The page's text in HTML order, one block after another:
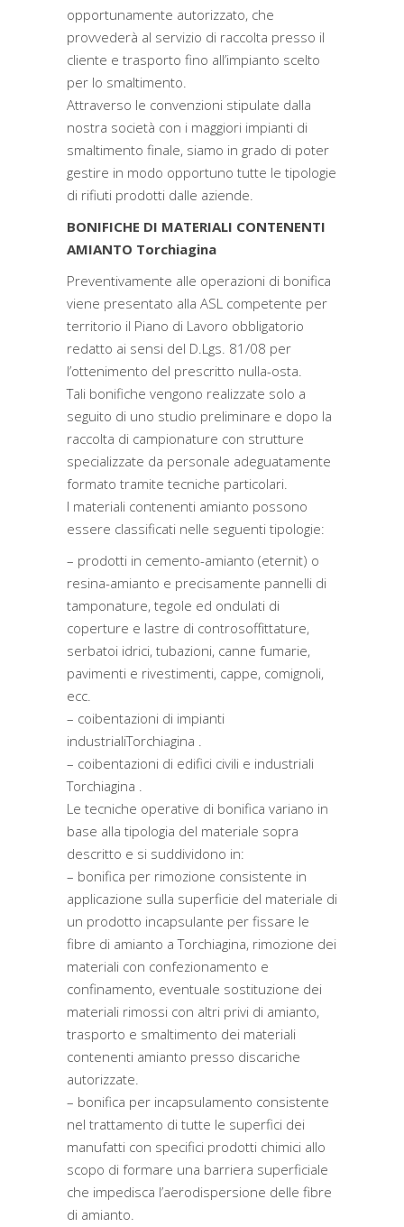
opportunamente autorizzato, che
provvederà al servizio di raccolta presso il
cliente e trasporto fino all’impianto scelto
per lo smaltimento.
Attraverso le convenzioni stipulate dalla
nostra società con i maggiori impianti di
smaltimento finale, siamo in grado di poter
gestire in modo opportuno tutte le tipologie
di rifiuti prodotti dalle aziende.
BONIFICHE DI MATERIALI CONTENENTI
AMIANTO Torchiagina
Preventivamente alle operazioni di bonifica
viene presentato alla ASL competente per
territorio il Piano di Lavoro obbligatorio
redatto ai sensi del D.Lgs. 81/08 per
l’ottenimento del prescritto nulla-osta.
Tali bonifiche vengono realizzate solo a
seguito di uno studio preliminare e dopo la
raccolta di campionature con strutture
specializzate da personale adeguatamente
formato tramite tecniche particolari.
I materiali contenenti amianto possono
essere classificati nelle seguenti tipologie:
– prodotti in cemento-amianto (eternit) o
resina-amianto e precisamente pannelli di
tamponature, tegole ed ondulati di
coperture e lastre di controsoffittature,
serbatoi idrici, tubazioni, canne fumarie,
pavimenti e rivestimenti, cappe, comignoli,
ecc.
– coibentazioni di impianti
industrialiTorchiagina .
– coibentazioni di edifici civili e industriali
Torchiagina .
Le tecniche operative di bonifica variano in
base alla tipologia del materiale sopra
descritto e si suddividono in:
– bonifica per rimozione consistente in
applicazione sulla superficie del materiale di
un prodotto incapsulante per fissare le
fibre di amianto a Torchiagina, rimozione dei
materiali con confezionamento e
confinamento, eventuale sostituzione dei
materiali rimossi con altri privi di amianto,
trasporto e smaltimento dei materiali
contenenti amianto presso discariche
autorizzate.
– bonifica per incapsulamento consistente
nel trattamento di tutte le superfici dei
manufatti con specifici prodotti chimici allo
scopo di formare una barriera superficiale
che impedisca l’aerodispersione delle fibre
di amianto.